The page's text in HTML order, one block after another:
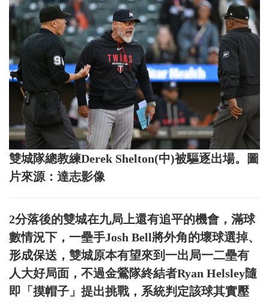
雙城隊總教練Derek Shelton(中)被驅逐出場。圖
片來源：達志影像
2分落後的雙城在九局上還有追平的機會，滿球
數情況下，一壘手Josh Bell將外角的壞球選掉、
形成保送，雙城原本有望來到一出局一二壘有
人大好局面，不過金鶯隊終結者Ryan Helsley隨
即「摸帽子」提出挑戰，系統判定該球其實壓